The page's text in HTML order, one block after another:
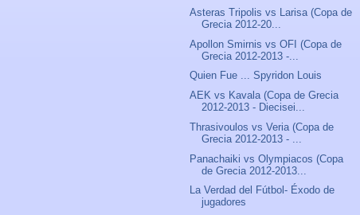
Asteras Tripolis vs Larisa (Copa de
Grecia 2012-20...
Apollon Smirnis vs OFI (Copa de
Grecia 2012-2013 -...
Quien Fue ... Spyridon Louis
AEK vs Kavala (Copa de Grecia
2012-2013 - Diecisei...
Thrasivoulos vs Veria (Copa de
Grecia 2012-2013 - ...
Panachaiki vs Olympiacos (Copa
de Grecia 2012-2013...
La Verdad del Fútbol- Éxodo de
jugadores